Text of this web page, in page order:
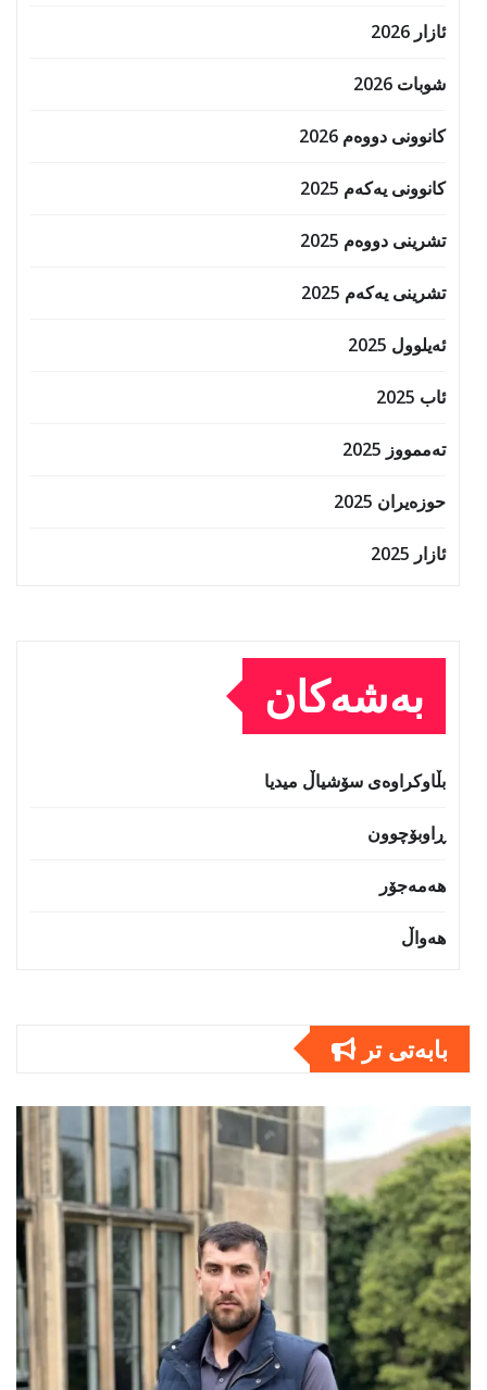
ئازار 2026
شوبات 2026
کانوونی دووەم 2026
کانوونی یەکەم 2025
تشرینی دووەم 2025
تشرینی یەکەم 2025
ئەیلوول 2025
ئاب 2025
تەممووز 2025
حوزه‌یران 2025
ئازار 2025
بەشەکان
بڵاوکراوەی سۆشیاڵ میدیا
ڕاوبۆچوون
هەمەجۆر
هەواڵ
بابەتى تر